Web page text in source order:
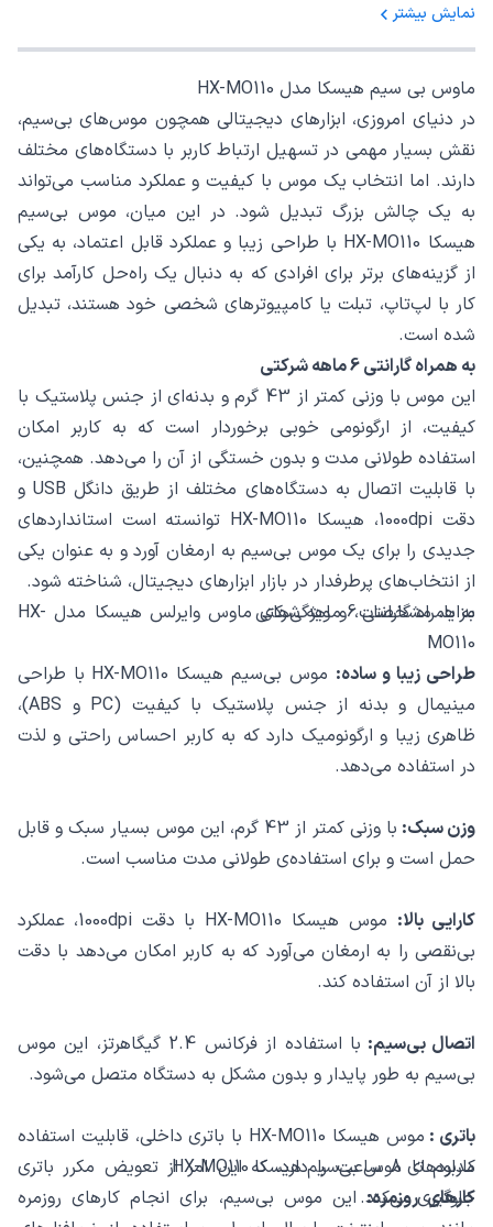
نمایش بیشتر
ماوس بی سیم هیسکا مدل HX-MO110
در دنیای امروزی، ابزارهای دیجیتالی همچون موس‌های بی‌سیم،
نقش بسیار مهمی در تسهیل ارتباط کاربر با دستگاه‌های مختلف
دارند. اما انتخاب یک موس با کیفیت و عملکرد مناسب می‌تواند
به یک چالش بزرگ تبدیل شود. در این میان، موس بی‌سیم
هیسکا HX-MO110 با طراحی زیبا و عملکرد قابل اعتماد، به یکی
از گزینه‌های برتر برای افرادی که به دنبال یک راه‌حل کارآمد برای
کار با لپ‌تاپ، تبلت یا کامپیوترهای شخصی خود هستند، تبدیل
شده است.
به همراه گارانتی 6 ماهه شرکتی
این موس با وزنی کمتر از 43 گرم و بدنه‌ای از جنس پلاستیک با
کیفیت، از ارگونومی خوبی برخوردار است که به کاربر امکان
استفاده طولانی مدت و بدون خستگی از آن را می‌دهد. همچنین،
با قابلیت اتصال به دستگاه‌های مختلف از طریق دانگل USB و
دقت 1000dpi، هیسکا HX-MO110 توانسته است استانداردهای
جدیدی را برای یک موس بی‌سیم به ارمغان آورد و به عنوان یکی
از انتخاب‌های پرطرفدار در بازار ابزارهای دیجیتال، شناخته شود.
به همراه گارانتی 6 ماهه شرکتی
مزایا، مشخصات، و ویژگی‌های ماوس وایرلس هیسکا مدل HX-
MO110
طراحی زیبا و ساده:
موس بی‌سیم هیسکا HX-MO110 با طراحی
مینیمال و بدنه از جنس پلاستیک با کیفیت (PC و ABS)،
ظاهری زیبا و ارگونومیک دارد که به کاربر احساس راحتی و لذت
در استفاده می‌دهد.
وزن سبک:
با وزنی کمتر از 43 گرم، این موس بسیار سبک و قابل
حمل است و برای استفاده‌ی طولانی مدت مناسب است.
کارایی بالا:
موس هیسکا HX-MO110 با دقت 1000dpi، عملکرد
بی‌نقصی را به ارمغان می‌آورد که به کاربر امکان می‌دهد با دقت
بالا از آن استفاده کند.
اتصال بی‌سیم:
با استفاده از فرکانس 2.4 گیگاهرتز، این موس
بی‌سیم به طور پایدار و بدون مشکل به دستگاه متصل می‌شود.
باتری :
موس هیسکا HX-MO110 با باتری داخلی، قابلیت استفاده
مداوم تا 8 ساعت را دارد، که این امر از تعویض مکرر باتری
جلوگیری می‌کند.
کاربردهای موس بی‌سیم هیسکا HX-MO110
کارهای روزمره:این موس بی‌سیم، برای انجام کارهای روزمره